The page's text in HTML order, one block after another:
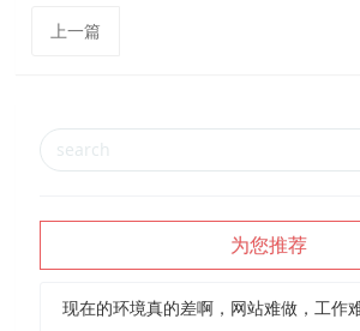
上一篇
为您推荐
现在的环境真的差啊，网站难做，工作